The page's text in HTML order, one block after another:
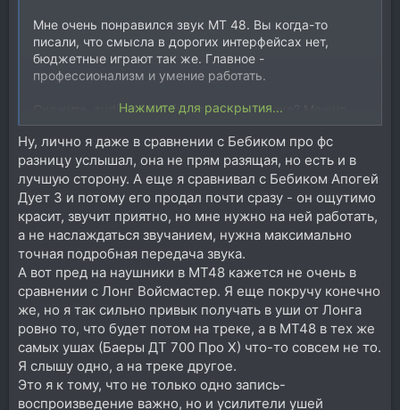
Мне очень понравился звук MT 48. Вы когда-то
писали, что смысла в дорогих интерфейсах нет,
бюджетные играют так же. Главное -
профессионализм и умение работать.
Скажите, audient id14 будет играть так же? Можно
брать и не выбрасывать деньги на ветер?
Нажмите для раскрытия...
Ну, лично я даже в сравнении с Бебиком про фс
разницу услышал, она не прям разящая, но есть и в
лучшую сторону. А еще я сравнивал с Бебиком Апогей
Дует 3 и потому его продал почти сразу - он ощутимо
красит, звучит приятно, но мне нужно на ней работать,
а не наслаждаться звучанием, нужна максимально
точная подробная передача звука.
А вот пред на наушники в МТ48 кажется не очень в
сравнении с Лонг Войсмастер. Я еще покручу конечно
же, но я так сильно привык получать в уши от Лонга
ровно то, что будет потом на треке, а в МТ48 в тех же
самых ушах (Баеры ДТ 700 Про Х) что-то совсем не то.
Я слышу одно, а на треке другое.
Это я к тому, что не только одно запись-
воспроизведение важно, но и усилители ушей